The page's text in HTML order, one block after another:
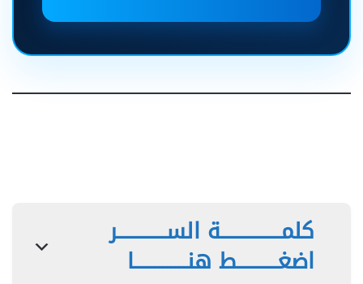
كلمـــــــــــــــة الســــــــــــر
اضغــــــــــط هنـــــــــــــا